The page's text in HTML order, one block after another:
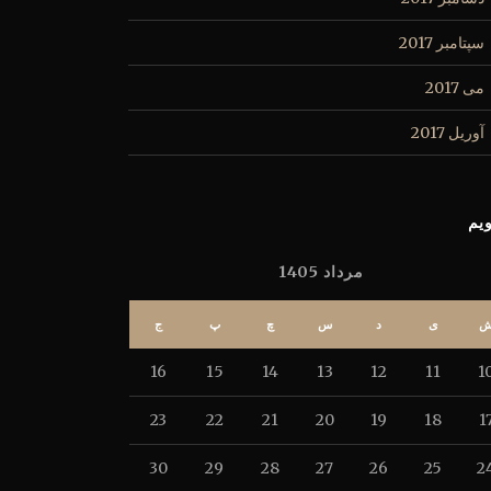
سپتامبر 2017
می 2017
آوریل 2017
مرداد 1405
ی د س چ پ ج
11
12
13
14
15
16
18
19
20
21
22
23
25
26
27
28
29
30